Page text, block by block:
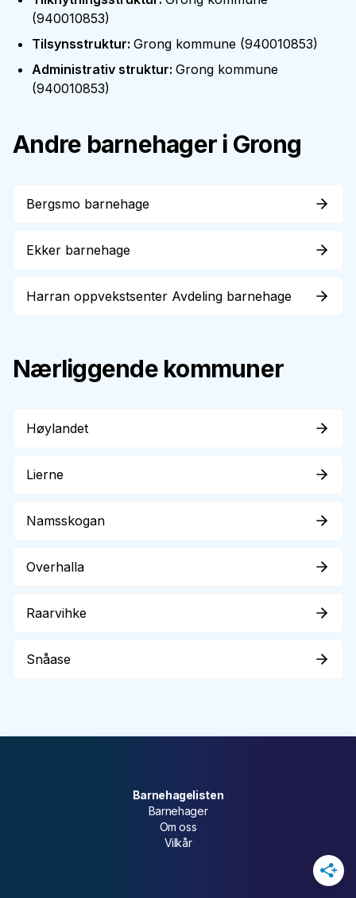
(940010853)
Tilsynsstruktur: Grong kommune (940010853)
Administrativ struktur: Grong kommune
(940010853)
Andre barnehager i Grong
Bergsmo barnehage
Ekker barnehage
Harran oppvekstsenter Avdeling barnehage
Nærliggende kommuner
Høylandet
Lierne
Namsskogan
Overhalla
Raarvihke
Snåase
Barnehagelisten
Barnehager
Om oss
Vilkår